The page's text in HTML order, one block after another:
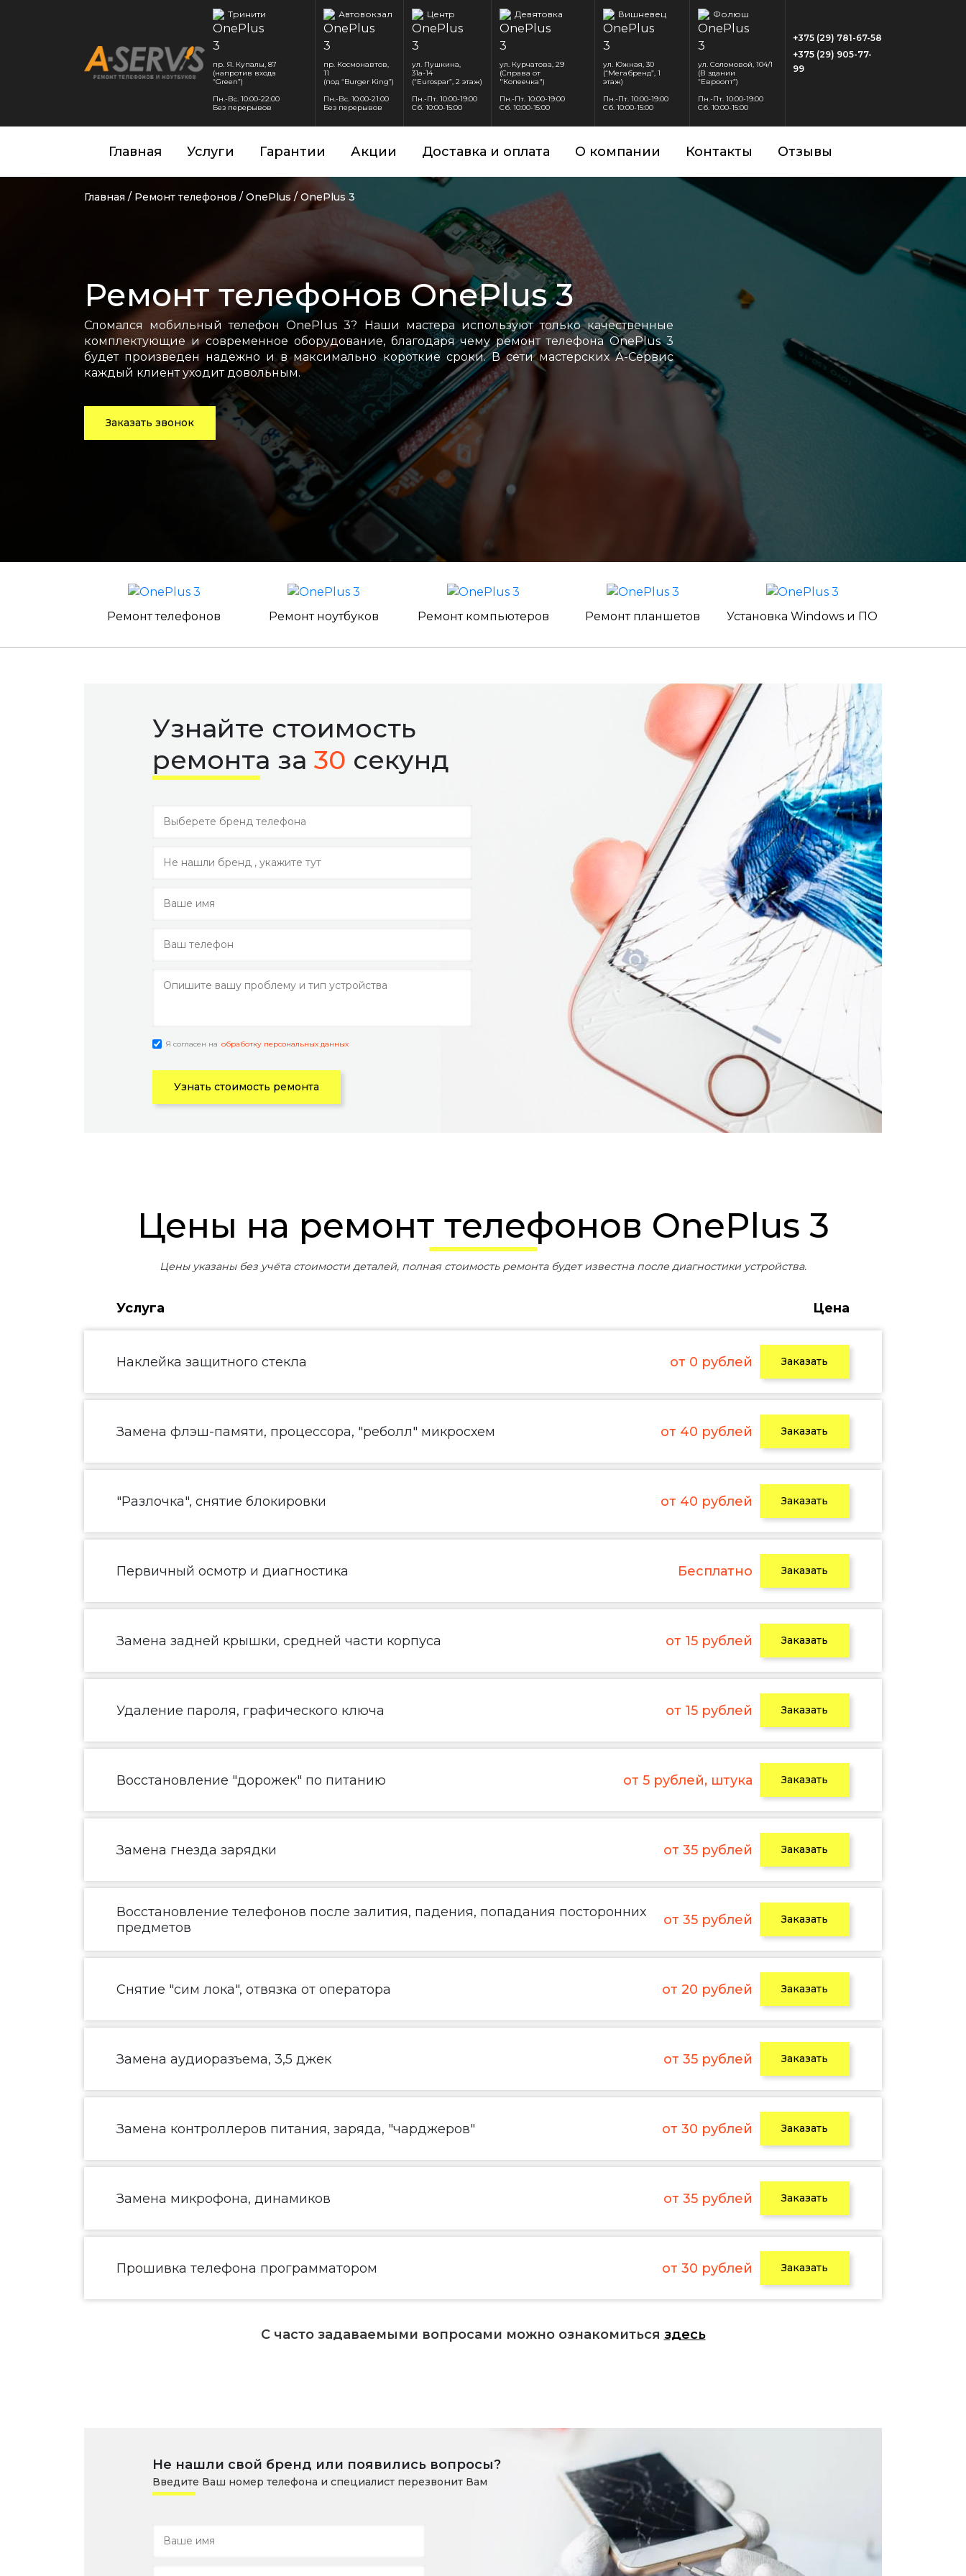
Тринити
пр. Я. Купалы, 87
(напротив входа
“Green”)
Пн.-Вс. 10:00-22:00
Без перерывов
Автовокзал
пр. Космонавтов,
11
(под “Burger King”)
Пн.-Вс. 10:00-21:00
Без перерывов
Центр
ул. Пушкина,
31а-14
(“Eurospar”, 2 этаж)
Пн.-Пт. 10:00-19:00
Сб. 10:00-15:00
Девятовка
ул. Курчатова, 29
(Справа от
"Копеечка")
Пн.-Пт. 10:00-19:00
Сб. 10:00-15:00
Вишневец
ул. Южная, 30
(“Мегабренд”, 1
этаж)
Пн.-Пт. 10:00-19:00
Сб. 10:00-15:00
Фолюш
ул. Соломовой, 104/1
(В здании
“Евроопт”)
Пн.-Пт. 10:00-19:00
Сб. 10:00-15:00
+375 (29) 781-67-58
+375 (29) 905-77-
99
Главная Услуги Гарантии Акции Доставка и оплата О компании Контакты Отзывы
Главная / Ремонт телефонов / OnePlus / OnePlus 3
Ремонт телефонов OnePlus 3
Сломался мобильный телефон OnePlus 3? Наши мастера используют только качественные
комплектующие и современное оборудование, благодаря чему ремонт телефона OnePlus 3
будет произведен надежно и в максимально короткие сроки. В сети мастерских А-Сервис
каждый клиент уходит довольным.
Заказать звонок
Ремонт телефонов Ремонт ноутбуков Ремонт компьютеров Ремонт планшетов Установка Windows и ПО
Узнайте стоимость
ремонта за 30 секунд
Я согласен на обработку персональных данных
Узнать стоимость ремонта
Цены на ремонт телефонов OnePlus 3
Цены указаны без учёта стоимости деталей, полная стоимость ремонта будет известна после диагностики устройства.
Услуга Цена
Наклейка защитного стекла от 0 рублей Заказать
Замена флэш-памяти, процессора, "реболл" микросхем от 40 рублей Заказать
"Разлочка", снятие блокировки от 40 рублей Заказать
Первичный осмотр и диагностика Бесплатно Заказать
Замена задней крышки, средней части корпуса от 15 рублей Заказать
Удаление пароля, графического ключа от 15 рублей Заказать
Восстановление "дорожек" по питанию от 5 рублей, штука Заказать
Замена гнезда зарядки от 35 рублей Заказать
Восстановление телефонов после залития, падения, попадания посторонних
предметов
от 35 рублей Заказать
Снятие "сим лока", отвязка от оператора от 20 рублей Заказать
Замена аудиоразъема, 3,5 джек от 35 рублей Заказать
Замена контроллеров питания, заряда, "чарджеров" от 30 рублей Заказать
Замена микрофона, динамиков от 35 рублей Заказать
Прошивка телефона программатором от 30 рублей Заказать
С часто задаваемыми вопросами можно ознакомиться здесь
Не нашли свой бренд или появились вопросы?
Введите Ваш номер телефона и специалист перезвонит Вам